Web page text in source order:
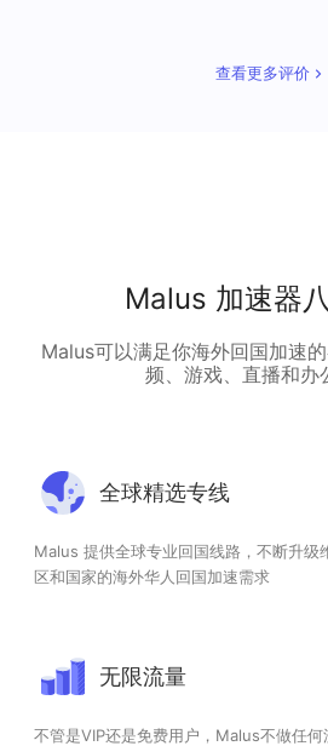
查看更多评价
Malus 加速器
Malus可以满足你海外回国加速
频、游戏、直播和办
全球精选专线
Malus 提供全球专业回国线路，不断升级
区和国家的海外华人回国加速需求
无限流量
不管是VIP还是免费用户，Malus不做任